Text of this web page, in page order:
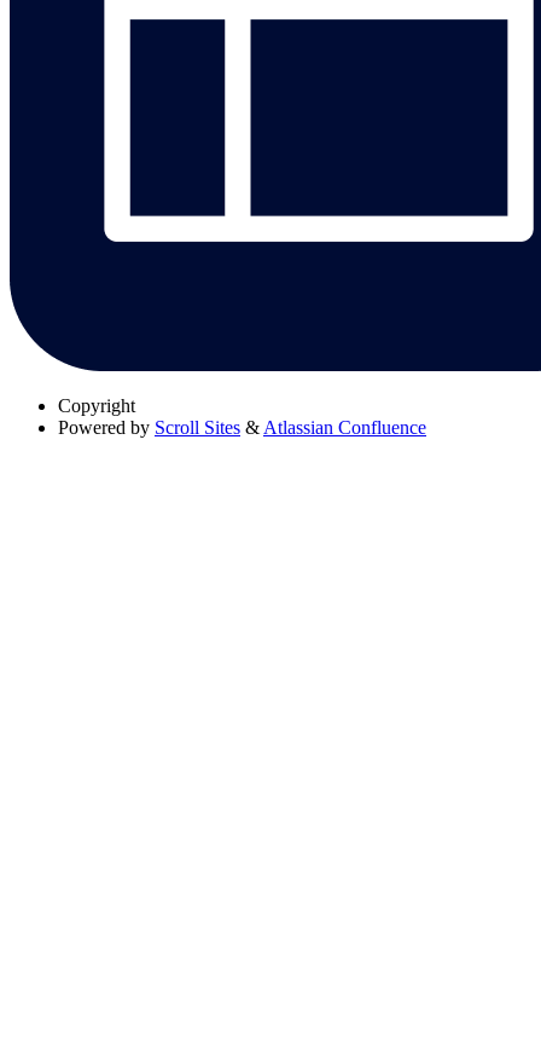
Copyright
Powered by Scroll Sites & Atlassian Confluence